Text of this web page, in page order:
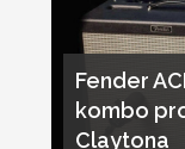
Fender
kombo
Claytona